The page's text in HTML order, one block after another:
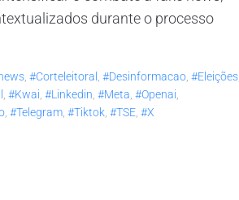
durante o processo
#corteleitoral #desinformacao #eleições
#kwai #linkedin #meta #openai
#telegram #tiktok #TSE #x